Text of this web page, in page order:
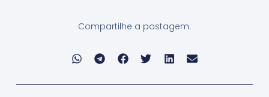
Compartilhe a postagem: